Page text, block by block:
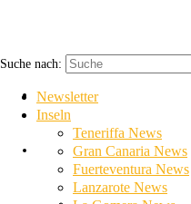
Newsletter
Inseln
Suche nach:
Newsletter
Inseln
Teneriffa News
Gran Canaria News
Fuerteventura News
Lanzarote News